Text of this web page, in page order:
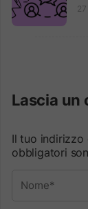
Lascia un
Il tuo indirizzo
obbligatori